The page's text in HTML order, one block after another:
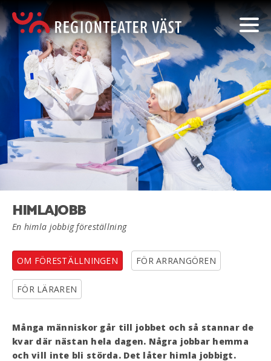
HIMLAJOBB
En himla jobbig föreställning
OM FÖRESTÄLLNINGEN FÖR ARRANGÖREN
FÖR LÄRAREN
Många människor går till jobbet och så stannar de
kvar där nästan hela dagen. Några jobbar hemma
och vill inte bli störda. Det låter himla jobbigt.